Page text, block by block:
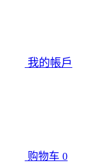
我的帳戶
购物车 0